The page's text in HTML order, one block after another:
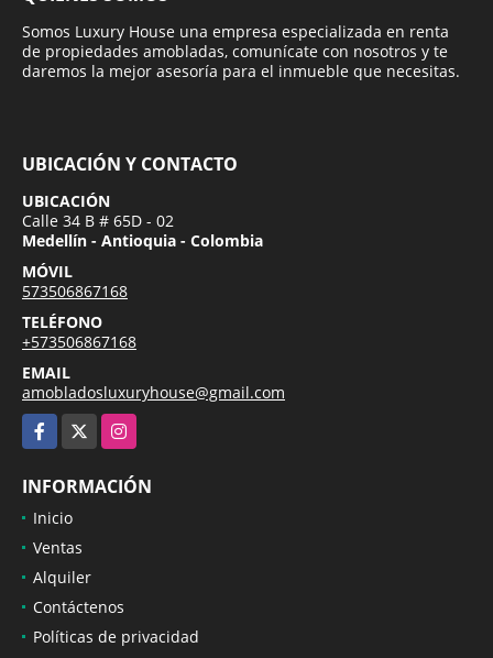
Somos Luxury House una empresa especializada en renta
de propiedades amobladas, comunícate con nosotros y te
daremos la mejor asesoría para el inmueble que necesitas.
UBICACIÓN Y CONTACTO
UBICACIÓN
Calle 34 B # 65D - 02
Medellín - Antioquia - Colombia
MÓVIL
573506867168
TELÉFONO
+573506867168
EMAIL
amobladosluxuryhouse@gmail.com
Facebook
Instagram
INFORMACIÓN
Inicio
Ventas
Alquiler
Contáctenos
Políticas de privacidad